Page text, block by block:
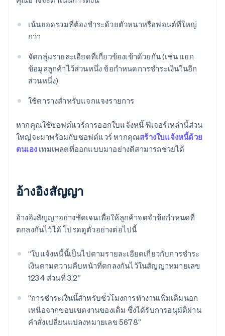
เน้นยอดรวมที่ต้องชำระด้วยตัวหนาหรือฟอนต์ที่ใหญ่
กว่า
จัดกลุ่มรายละเอียดที่เกี่ยวข้องเข้าด้วยกัน (เช่น แยก
ข้อมูลลูกค้าไว้ส่วนหนึ่ง ข้อกำหนดการชำระเงินในอีก
ส่วนหนึ่ง)
ใช้ตารางสำหรับแจกแจงรายการ
หากคุณใช้ซอฟต์แวร์การออกใบแจ้งหนี้ ฟีเจอร์เหล่านี้ส่วน
ใหญ่จะมาพร้อมกับซอฟต์แวร์ หากคุณสร้างใบแจ้งหนี้ด้วย
ตนเอง เทมเพลตที่ออกแบบมาอย่างดีสามารถช่วยได้
อ้างอิงสัญญา
อ้างอิงสัญญาอย่างชัดเจนเพื่อให้ลูกค้าจดจำข้อกำหนดที่
ตกลงกันไว้ได้ โปรดดูตัวอย่างต่อไปนี้
“ใบแจ้งหนี้นี้เป็นไปตามรายละเอียดเกี่ยวกับการชำระ
เงินตามความคืบหน้าที่ตกลงกันไว้ในสัญญาหมายเลข
1234 ส่วนที่ 3.2”
“การชำระเงินนี้สำหรับชั่วโมงการทำงานเพิ่มเติมนอก
เหนือจากขอบเขตงานของเดิม ซึ่งได้รับการอนุมัติผ่าน
คำสั่งเปลี่ยนแปลงหมายเลข 5678”